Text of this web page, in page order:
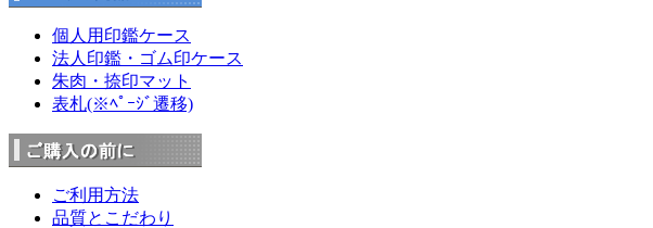
個人用印鑑ケース
法人印鑑・ゴム印ケース
朱肉・捺印マット
表札(※ﾍﾟｰｼﾞ遷移)
ご利用方法
品質とこだわり